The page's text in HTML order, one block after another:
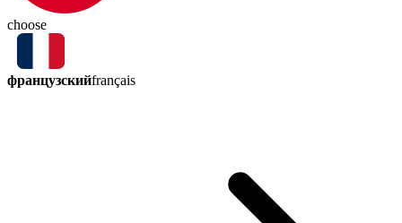
choose
французскийfrançais